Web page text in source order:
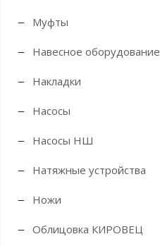
Муфты
Навесное оборудование
Накладки
Насосы
Насосы НШ
Натяжные устройства
Ножи
Облицовка КИРОВЕЦ